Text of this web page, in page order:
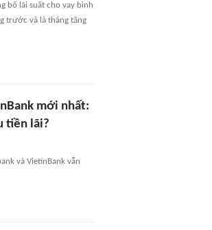
bố lãi suất cho vay bình
trước và là tháng tăng
mới nhất:
tiền lãi?
và VietinBank vẫn